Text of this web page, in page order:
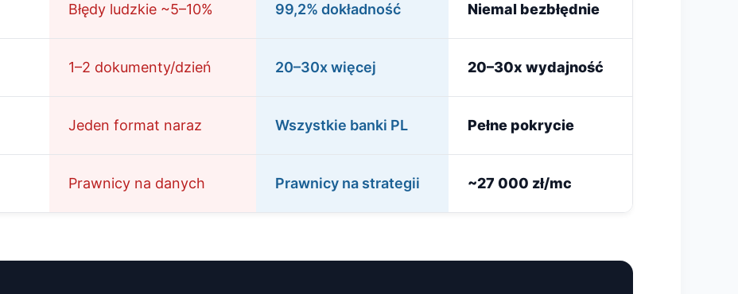
Błędy ludzkie ~5–10% 99,2% dokładność Niemal bezbłędnie
1–2 dokumenty/dzień 20–30x więcej 20–30x wydajność
Jeden format naraz Wszystkie banki PL Pełne pokrycie
Prawnicy na danych Prawnicy na strategii ~27 000 zł/mc